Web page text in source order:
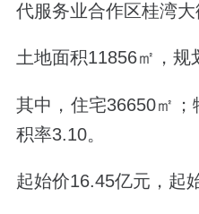
代服务业合作区桂湾大
土地面积11856㎡，规
其中，住宅36650㎡；
积率3.10。
起始价16.45亿元，起